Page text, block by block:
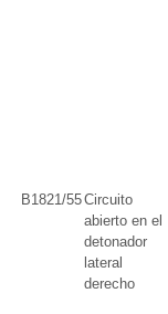
B1821/55Circuito
abierto en el
detonador
lateral
derecho